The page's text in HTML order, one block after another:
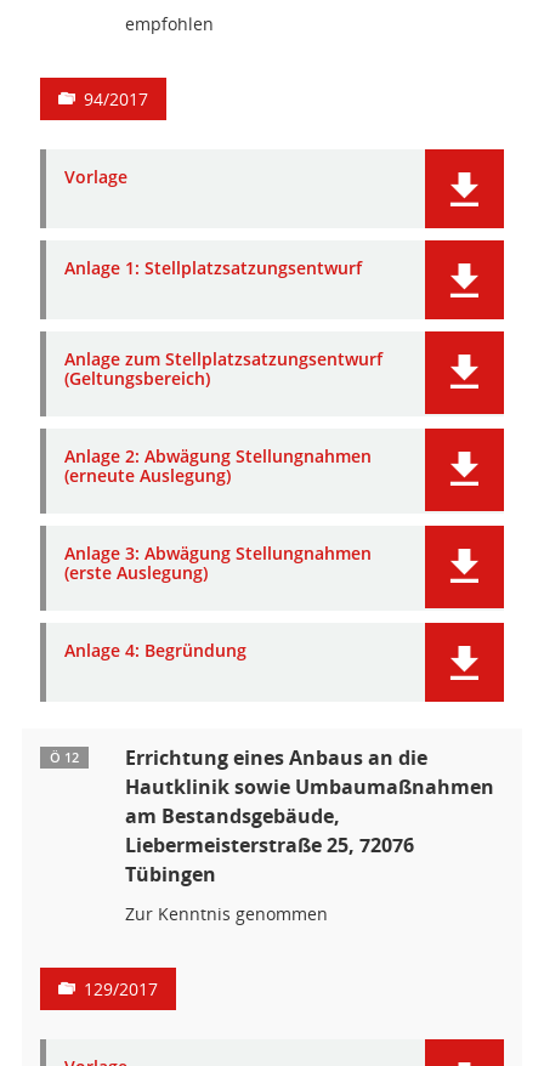
empfohlen
94/2017
Vorlage
Anlage 1: Stellplatzsatzungsentwurf
Anlage zum Stellplatzsatzungsentwurf
(Geltungsbereich)
Anlage 2: Abwägung Stellungnahmen
(erneute Auslegung)
Anlage 3: Abwägung Stellungnahmen
(erste Auslegung)
Anlage 4: Begründung
Ö 12
Errichtung eines Anbaus an die
Hautklinik sowie Umbaumaßnahmen
am Bestandsgebäude,
Liebermeisterstraße 25, 72076
Tübingen
Zur Kenntnis genommen
129/2017